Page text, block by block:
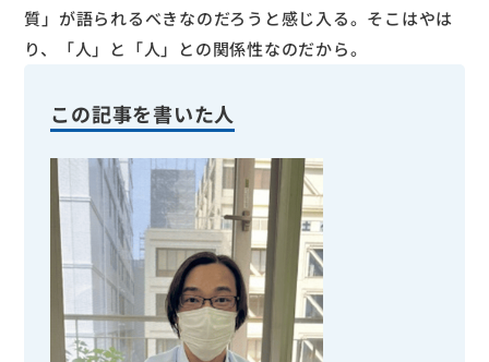
質」が語られるべきなのだろうと感じ入る。そこはやは
り、「人」と「人」との関係性なのだから。
この記事を書いた人